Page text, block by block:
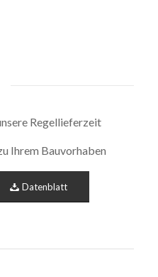
Regellieferzeit
Ihrem Bauvorhaben
Datenblatt